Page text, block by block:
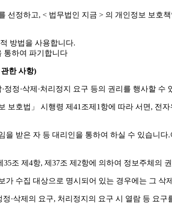
선정하고, < 법무법인 지금 > 의 개인정보 보호
방법을 사용합니다.
통하여 파기합니다
한 사항)
정·삭제·처리정지 요구 등의 권리를 행사할 수
호법」 시행령 제41조제1항에 따라 서면, 전
받은 자 등 대리인을 통하여 하실 수 있습니다
조 제4항, 제37조 제2항에 의하여 정보주체의
수집 대상으로 명시되어 있는 경우에는 그 삭
·삭제의 요구, 처리정지의 요구 시 열람 등 요